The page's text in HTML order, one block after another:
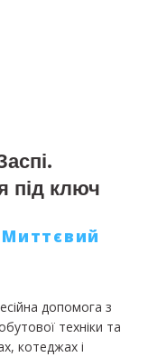
під ключ
допомога з
техніки та
котеджах і